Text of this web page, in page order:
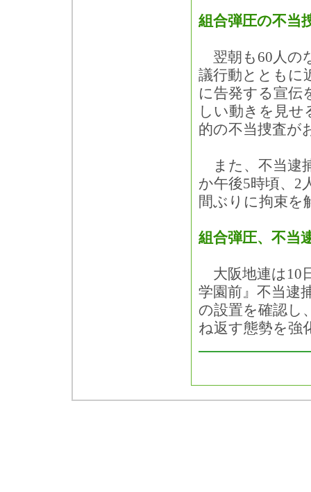
組合弾圧の不当
翌朝も60人の
議行動とともに
に告発する宣伝
しい動きを見せ
的の不当捜査が
また、不当逮
か午後5時頃、2
間ぶりに拘束を
組合弾圧、不当
大阪地連は10
学園前』不当逮
の設置を確認し
ね返す態勢を強